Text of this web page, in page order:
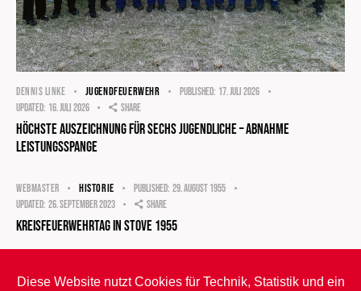
DENNIS LINKE JUGENDFEUERWEHR Published: 17. Juli 2026
Updated: 16. Juli 2026 Share
Höchste Auszeichnung für sechs Jugendliche – Abnahme
Leistungsspange
WEBMASTER HISTORIE Published: 29. August 1955
Updated: 26. September 2023 Share
Kreisfeuerwehrtag in Stove 1955